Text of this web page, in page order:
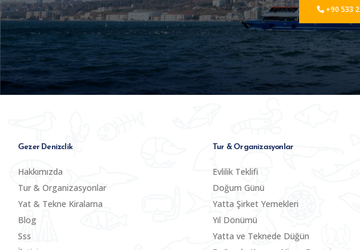
+90 533
Gezer Denizclik
Hakkımızda
Tur & Organizasyonlar
Yat & Tekne Kiralama
Blog
Sss
Tur & Organizasyonlar
Evlilik Teklifi
Doğum Günü
Yatta Şirket Yemekleri
Yıl Dönümü
Yatta ve Teknede Düğün